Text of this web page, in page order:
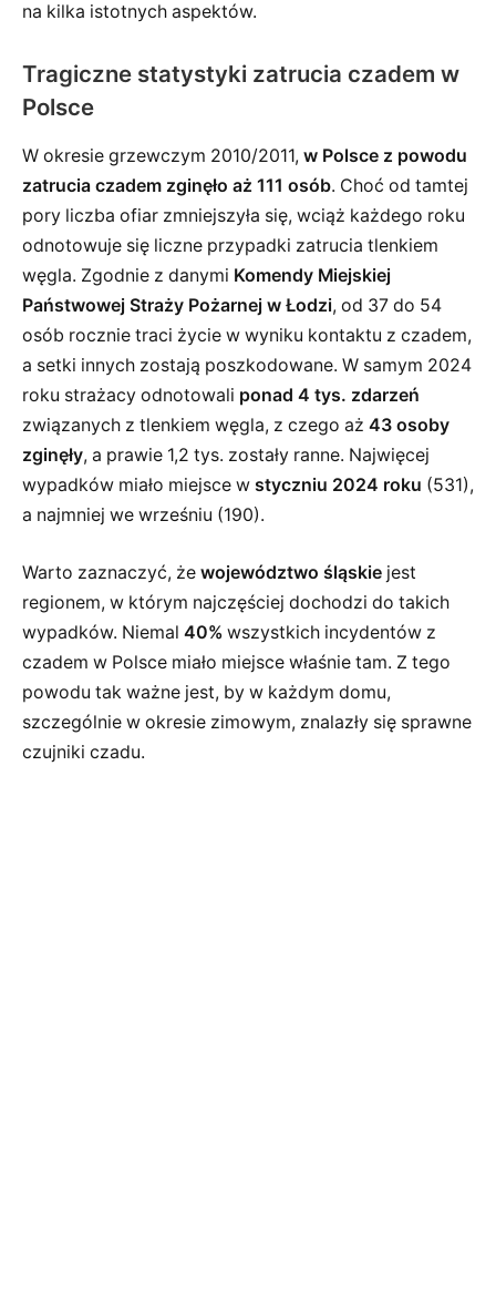
na kilka istotnych aspektów.
Tragiczne statystyki zatrucia czadem w
Polsce
W okresie grzewczym 2010/2011, w Polsce z powodu
zatrucia czadem zginęło aż 111 osób. Choć od tamtej
pory liczba ofiar zmniejszyła się, wciąż każdego roku
odnotowuje się liczne przypadki zatrucia tlenkiem
węgla. Zgodnie z danymi Komendy Miejskiej
Państwowej Straży Pożarnej w Łodzi, od 37 do 54
osób rocznie traci życie w wyniku kontaktu z czadem,
a setki innych zostają poszkodowane. W samym 2024
roku strażacy odnotowali ponad 4 tys. zdarzeń
związanych z tlenkiem węgla, z czego aż 43 osoby
zginęły, a prawie 1,2 tys. zostały ranne. Najwięcej
wypadków miało miejsce w styczniu 2024 roku (531),
a najmniej we wrześniu (190).
Warto zaznaczyć, że województwo śląskie jest
regionem, w którym najczęściej dochodzi do takich
wypadków. Niemal 40% wszystkich incydentów z
czadem w Polsce miało miejsce właśnie tam. Z tego
powodu tak ważne jest, by w każdym domu,
szczególnie w okresie zimowym, znalazły się sprawne
czujniki czadu.